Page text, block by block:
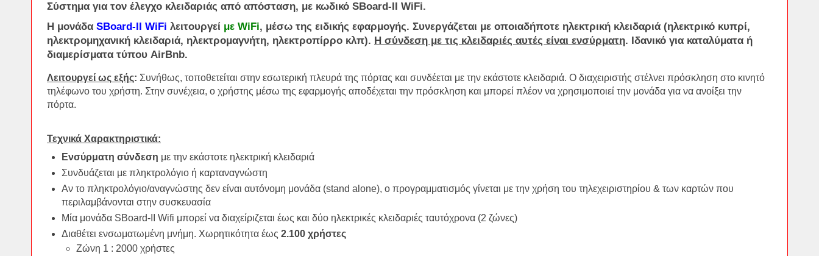
Σύστημα για τον έλεγχο κλειδαριάς από απόσταση, με κωδικό SBoard-II WiFi.
Η μονάδα SBoard-II WiFi λειτουργεί με WiFi, μέσω της ειδικής εφαρμογής. Συνεργάζεται με οποιαδήποτε ηλεκτρική κλειδαριά (ηλεκτρικό κυπρί,
ηλεκτρομηχανική κλειδαριά, ηλεκτρομαγνήτη, ηλεκτροπίρρο κλπ). Η σύνδεση με τις κλειδαριές αυτές είναι ενσύρματη. Ιδανικό για καταλύματα ή
διαμερίσματα τύπου AirBnb.
Λειτουργεί ως εξής: Συνήθως, τοποθετείται στην εσωτερική πλευρά της πόρτας και συνδέεται με την εκάστοτε κλειδαριά. Ο διαχειριστής στέλνει πρόσκληση στο κινητό
τηλέφωνο του χρήστη. Στην συνέχεια, ο χρήστης μέσω της εφαρμογής αποδέχεται την πρόσκληση και μπορεί πλέον να χρησιμοποιεί την μονάδα για να ανοίξει την
πόρτα.
Τεχνικά Χαρακτηριστικά:
Ενσύρματη σύνδεση με την εκάστοτε ηλεκτρική κλειδαριά
Συνδυάζεται με πληκτρολόγιο ή καρταναγνώστη
Αν το πληκτρολόγιο/αναγνώστης δεν είναι αυτόνομη μονάδα (stand alone), ο προγραμματισμός γίνεται με την χρήση του τηλεχειριστηρίου & των καρτών που
περιλαμβάνονται στην συσκευασία
Μία μονάδα SBoard-II Wifi μπορεί να διαχείριζεται έως και δύο ηλεκτρικές κλειδαριές ταυτόχρονα (2 ζώνες)
Διαθέτει ενσωματωμένη μνήμη. Χωρητικότητα έως 2.100 χρήστες
Ζώνη 1 : 2000 χρήστες